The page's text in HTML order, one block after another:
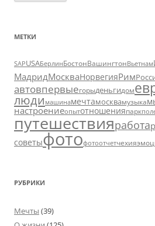
МЕТКИ
SAPUSAБерлинБостонВашингтонВьетнам
МадридМоскваНорвегияРим
автовпервыегорыденьгидом
люди машинамечтамосквамузыка
настроениеопытотношенияпарк
путешествияработа
советыфотофотоотчетчехия
РУБРИКИ
Мечты (39)